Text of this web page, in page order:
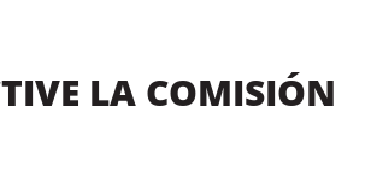
LA COMISIÓN